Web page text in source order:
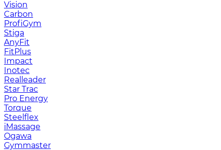
Vision
Carbon
ProfiGym
Stiga
AnyFit
FitPlus
Impact
Inotec
Realleader
Star Trac
Pro Energy
Torque
Steelflex
iMassage
Ogawa
Gymmaster